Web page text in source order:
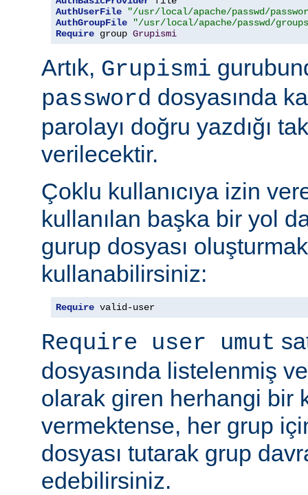
AuthUserFile
"/usr/local/apache/passwd/
AuthGroupFile
"/usr/local/apache/passwd/
Require group Grupismi
Artık, Grupismi
password dosyasında
parolayı doğru yazdığı
verilecektir.
Çoklu kullanıcıya izin
kullanılan başka bir yol
gurup dosyası
kullanabilirsiniz:
Require valid-user
Require user umut
dosyasında listelenmiş
olarak giren herhangi bir
vermektense, her grup
dosyası tutarak grup
edebilirsiniz.